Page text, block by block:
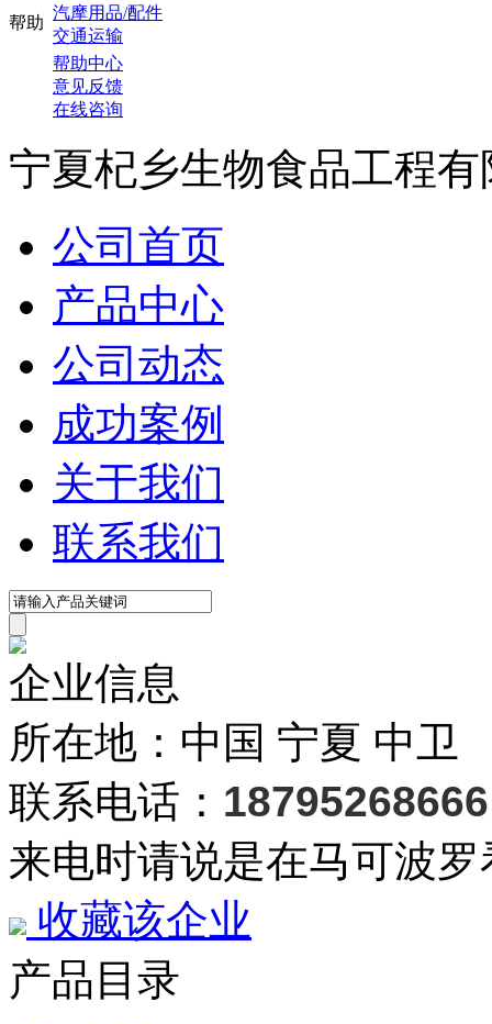
汽摩用品/配件
交通运输
帮助
帮助中心
意见反馈
在线咨询
宁夏杞乡生物食品工程有
公司首页
产品中心
公司动态
成功案例
关于我们
联系我们
企业信息
所在地：中国 宁夏 中卫
联系电话： 18795268666
来电时请说是在马可波
收藏该企业
产品目录